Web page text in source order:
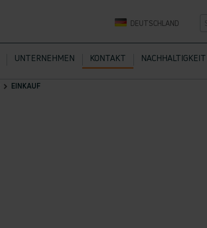
DEUTSCHLAND
UNTERNEHMEN KONTAKT NACHHALTIGKEIT
EINKAUF